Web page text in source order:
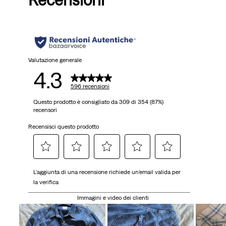
Valutazione generale
4.3 596 recensioni
Questo prodotto è consigliato da 309 di 354 (87%)
recensori
Recensisci questo prodotto
per
valutare
con
una
per
l'articolo
con
2
per
l'articolo
con
3
per
l'articolo
con
4
per
con
5
L'aggiunta di una recensione richiede un'email valida per
la verifica
Immagini e video dei clienti